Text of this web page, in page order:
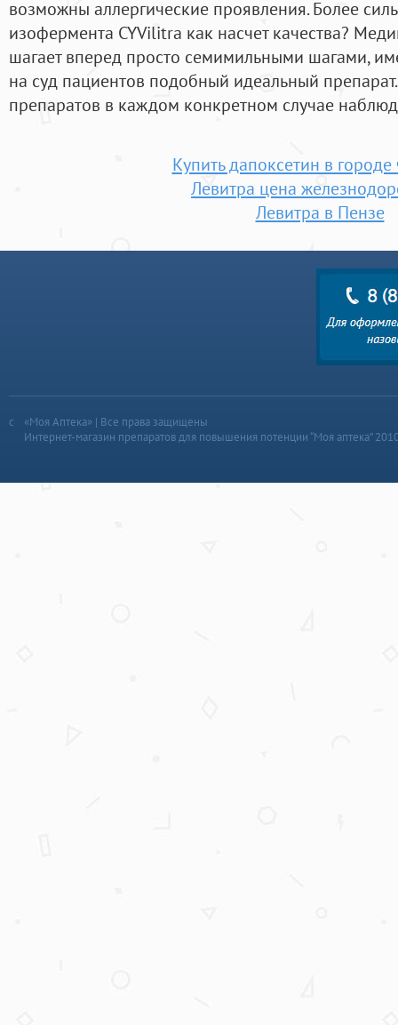
возможны аллергические проявления. Более
изофермента CYVilitra как насчет качества?
шагает вперед просто семимильными шагами,
на суд пациентов подобный идеальный
препаратов в каждом конкретном случае
Купить дапоксетин в городе
Левитра цена
Левитра в Пензе
«Моя Аптека» | Все права защищены
Интернет-магазин препаратов для повышения потенции “Моя аптека”